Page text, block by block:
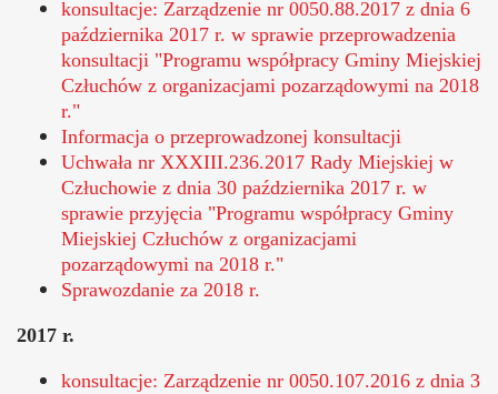
konsultacje: Zarządzenie nr 0050.88.2017 z dnia 6
października 2017 r. w sprawie przeprowadzenia
konsultacji "Programu współpracy Gminy Miejskiej
Człuchów z organizacjami pozarządowymi na 2018
r."
Informacja o przeprowadzonej konsultacji
Uchwała nr XXXIII.236.2017 Rady Miejskiej w
Człuchowie z dnia 30 października 2017 r. w
sprawie przyjęcia "Programu współpracy Gminy
Miejskiej Człuchów z organizacjami
pozarządowymi na 2018 r."
Sprawozdanie za 2018 r.
2017 r.
konsultacje: Zarządzenie nr 0050.107.2016 z dnia 3